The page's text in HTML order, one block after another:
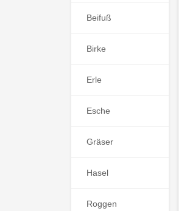
Beifuß
Birke
Erle
Esche
Gräser
Hasel
Roggen